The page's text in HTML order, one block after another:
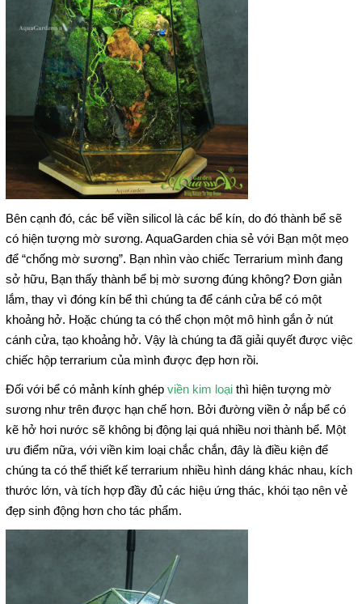
Bên cạnh đó, các bể viền silicol là các bể kín, do đó thành bể sẽ
có hiện tượng mờ sương. AquaGarden chia sẻ với Bạn một mẹo
để “chống mờ sương”. Bạn nhìn vào chiếc Terrarium mình đang
sở hữu, Bạn thấy thành bể bị mờ sương đúng không? Đơn giản
lắm, thay vì đóng kín bể thì chúng ta để cánh cửa bể có một
khoảng hở. Hoặc chúng ta có thể chọn một mô hình gắn ở nút
cánh cửa, tạo khoảng hở. Vậy là chúng ta đã giải quyết được việc
chiếc hộp terrarium của mình được đẹp hơn rồi.
Đối với bể có mảnh kính ghép viền kim loại thì hiện tượng mờ
sương như trên được hạn chế hơn. Bởi đường viền ở nắp bể có
kẽ hở hơi nước sẽ không bị động lại quá nhiều nơi thành bể. Một
ưu điểm nữa, với viền kim loại chắc chắn, đây là điều kiện để
chúng ta có thể thiết kế terrarium nhiều hình dáng khác nhau, kích
thước lớn, và tích hợp đầy đủ các hiệu ứng thác, khói tạo nên vẻ
đẹp sinh động hơn cho tác phẩm.